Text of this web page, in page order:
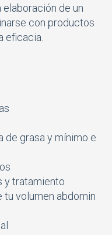
de un
con productos
eficacia.
de grasa y mínimo e
y tratamiento
tu volumen abdomin